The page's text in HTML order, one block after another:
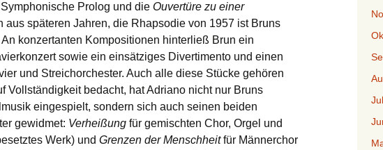
Prolog und die Ouvertüre zu einer
aus späteren Jahren, die Rhapsodie von 1957 ist Bruns
An konzertanten Kompositionen hinterließ Brun ein
sowie ein einsätziges Divertimento und einen
und Streichorchester. Auch alle diese Stücke gehören
Vollständigkeit bedacht, hat Adriano nicht nur Bruns
eingespielt, sondern sich auch seinen beiden
gewidmet: Verheißung für gemischten Chor, Orgel und
Werk) und Grenzen der Menschheitfür Männerchor